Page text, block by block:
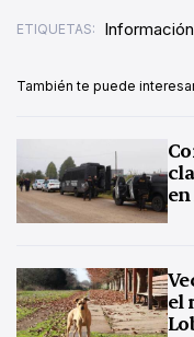
ETIQUETAS:
También te puede
el